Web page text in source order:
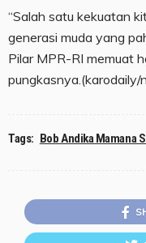
“Salah satu kekuatan
generasi muda yang
Pilar MPR-RI memuat
pungkasnya.(karodaily/
Tags: Bob Andika Mamana